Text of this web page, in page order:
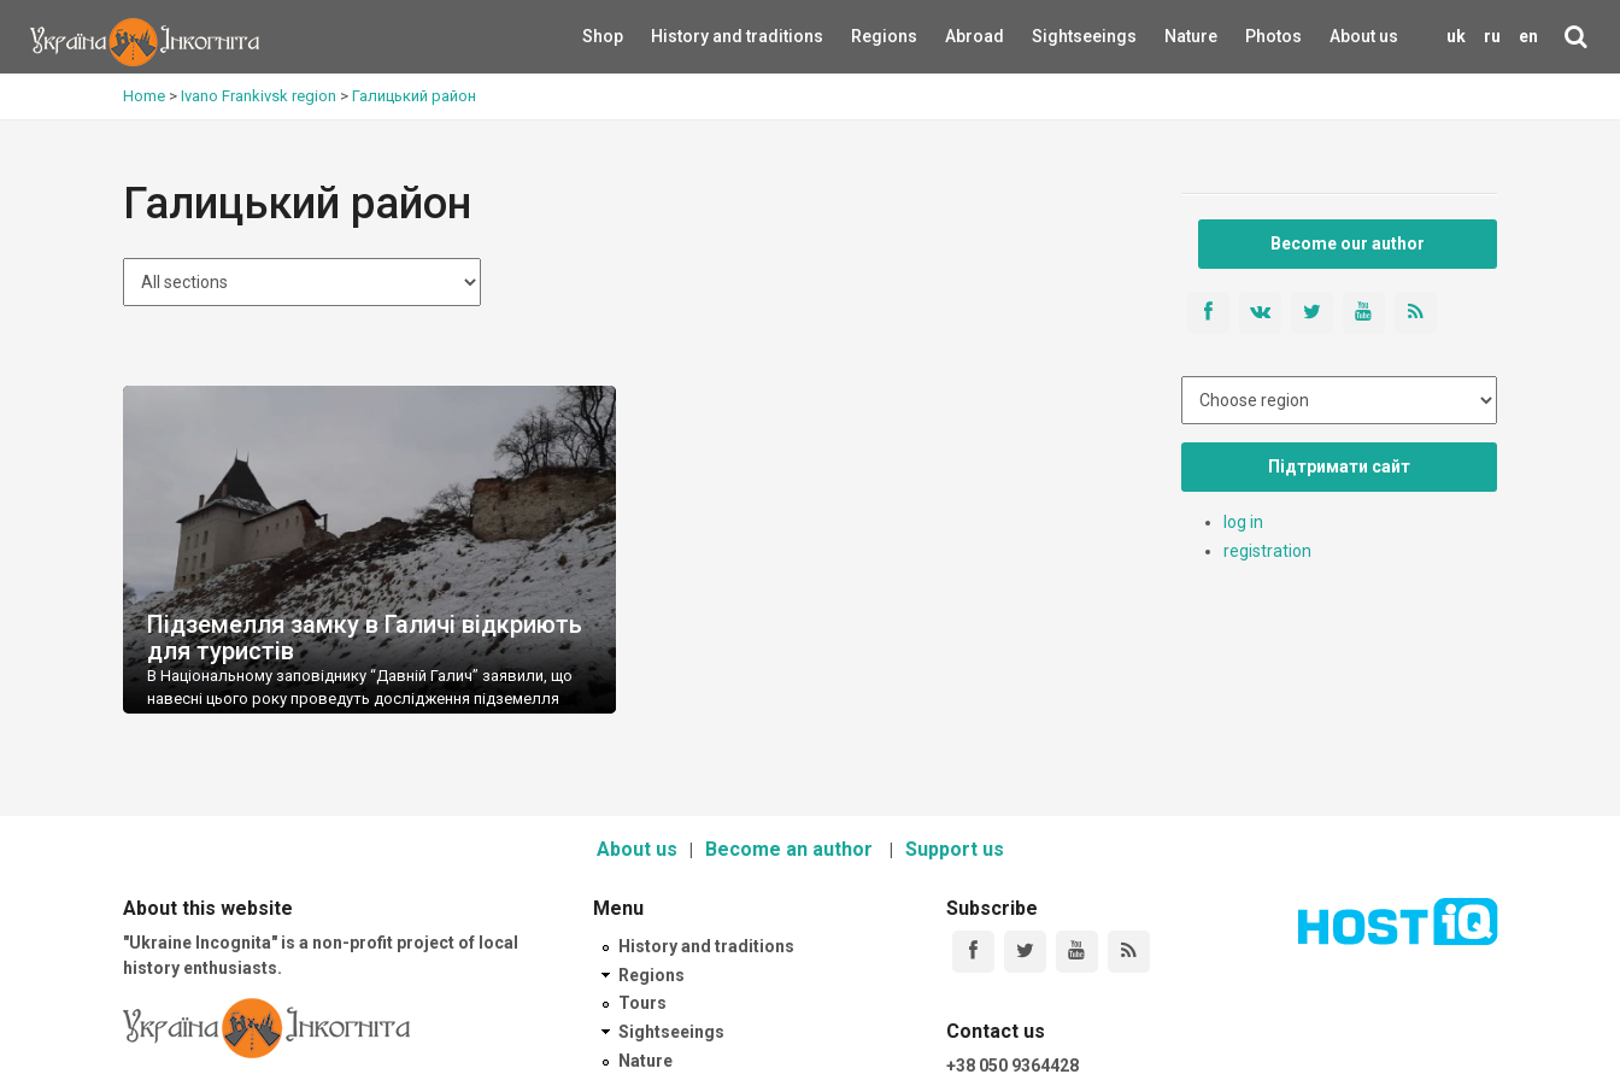
uk ru en
Shop History and traditions Regions Abroad Sightseeings Nature Photos About us
Home > Ivano Frankivsk region > Галицький район
Галицький район
Підземелля замку в Галичі відкриють
для туристів
В Національному заповіднику “Давній Галич” заявили, що
навесні цього року проведуть дослідження підземелля
Become our author
Підтримати сайт
log in
registration
About us Become an author Support us
About this website
"Ukraine Incognita" is a non-profit project of local
history enthusiasts.
Menu
History and traditions
Regions
Tours
Sightseeings
Nature
Subscribe
Contact us
+38 050 9364428